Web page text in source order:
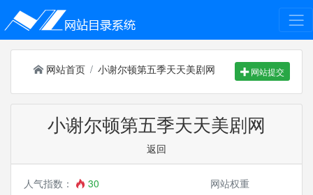
网站首页 小谢尔顿第五季天天美剧网 网站提交
小谢尔顿第五季天天美剧网
返回
人气指数：
30
网站权重